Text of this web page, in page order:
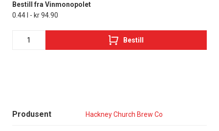
Produsent Hackney Church Brew Co
Bestill fra Vinmonopolet
0.44 l - kr 94.90
Bestill